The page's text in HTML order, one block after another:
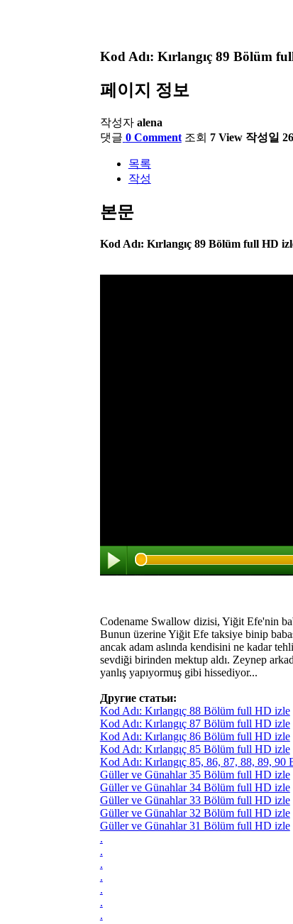
Kod Adı: Kırlangıç 89 Bölüm
페이지 정보
작성자 alena
댓글 0 Comment 조회 7 View 작성일
목록
작성
본문
Kod Adı: Kırlangıç 89 Bölüm full HD
Codename Swallow dizisi, Yiğit Efe'nin
Bunun üzerine Yiğit Efe taksiye binip
ancak adam aslında kendisini ne kadar
sevdiği birinden mektup aldı. Zeynep
yanlış yapıyormuş gibi hissediyor...
Другие статьи:
Kod Adı: Kırlangıç 88 Bölüm full HD izle
Kod Adı: Kırlangıç 87 Bölüm full HD izle
Kod Adı: Kırlangıç 86 Bölüm full HD izle
Kod Adı: Kırlangıç 85 Bölüm full HD izle
Kod Adı: Kırlangıç 85, 86, 87, 88, 89, 90
Güller ve Günahlar 35 Bölüm full HD izle
Güller ve Günahlar 34 Bölüm full HD izle
Güller ve Günahlar 33 Bölüm full HD izle
Güller ve Günahlar 32 Bölüm full HD izle
Güller ve Günahlar 31 Bölüm full HD izle
.
.
.
.
.
.
.